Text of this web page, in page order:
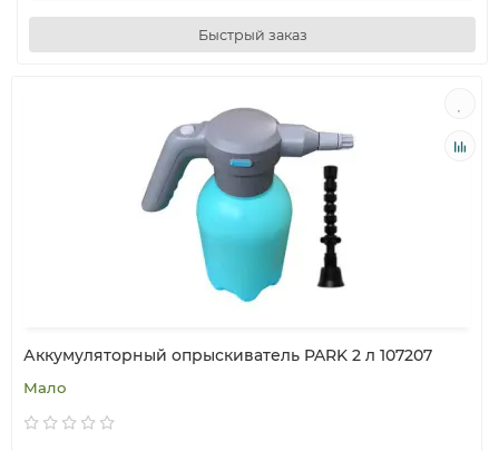
Быстрый заказ
Аккумуляторный опрыскиватель PARK 2 л 107207
Мало